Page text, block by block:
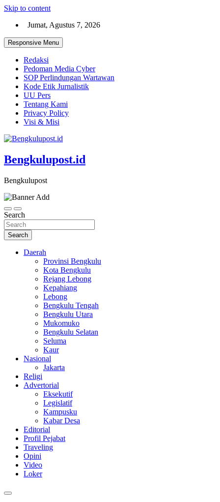
Skip to content
Jumat, Agustus 7, 2026
Responsive Menu
Redaksi
Pedoman Media Cyber
SOP Perlindungan Wartawan
Kode Etik Jurnalistik
UU Pers
Tentang Kami
Privacy Policy
Visi & Misi
Bengkulupost.id
Bengkulupost
Search
Search
Daerah
Provinsi Bengkulu
Kota Bengkulu
Rejang Lebong
Kepahiang
Lebong
Bengkulu Tengah
Bengkulu Utara
Mukomuko
Bengkulu Selatan
Seluma
Kaur
Nasional
Jakarta
Religi
Advertorial
Eksekutif
Legislatif
Kampusku
Kabar Desa
Editorial
Profil Pejabat
Traveling
Opini
Video
Loker